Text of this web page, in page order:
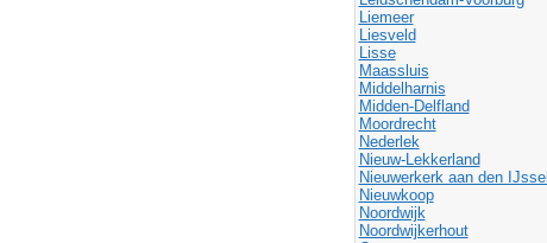
Liemeer
Liesveld
Lisse
Maassluis
Middelharnis
Midden-Delfland
Moordrecht
Nederlek
Nieuw-Lekkerland
Nieuwerkerk aan den IJssel
Nieuwkoop
Noordwijk
Noordwijkerhout